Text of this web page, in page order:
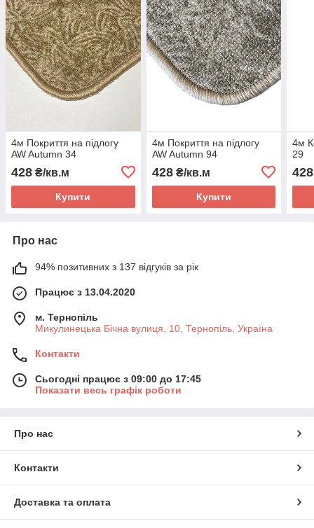
4м Покриття на підлогу
AW Autumn 34
428 ₴/кв.м
Купити
4м Покриття на підлогу
AW Autumn 94
428₴/кв.м
Купити
4м
29
428
Про нас
94% позитивних з 137 відгуків за рік
Працює з 13.04.2020
м. Тернопіль
Микулинецька Бічна вулиця, 10, Тернопіль, Україна
Контакти
Сьогодні працює з 09:00 до 17:45
Показати весь графік роботи
Про нас
Контакти
Доставка та оплата